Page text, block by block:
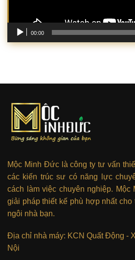
00:00
Mộc Minh Đức là công ty tư vấn
các kiến trúc sư có năng lực
cách làm việc chuyên nghiệp.
giải pháp thiết kế phù hợp nhất cho
ngôi nhà bạn.
Địa chỉ nhà máy: KCN Quất Động -
Nội